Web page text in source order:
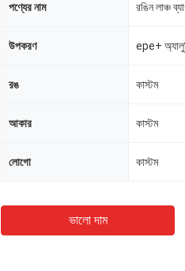
পণ্যের নাম রঙিন লাঞ্চ
উপকরণ epe+
রঙ কাস্টম
আকার কাস্টম
লোগো কাস্টম
ভালো দাম